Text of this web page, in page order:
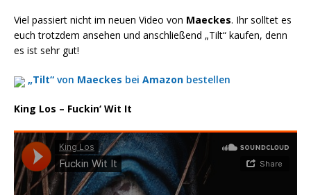
Viel passiert nicht im neuen Video von Maeckes. Ihr solltet es
euch trotzdem ansehen und anschließend „Tilt“ kaufen, denn
es ist sehr gut!
„Tilt“ von Maeckes bei Amazon bestellen
King Los – Fuckin‘ Wit It